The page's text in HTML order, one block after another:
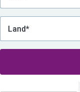
Durch das Absenden